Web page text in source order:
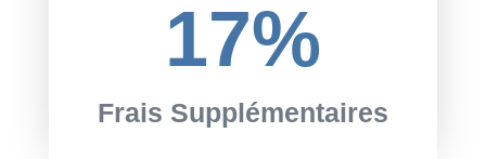
17%
Frais Supplémentaires